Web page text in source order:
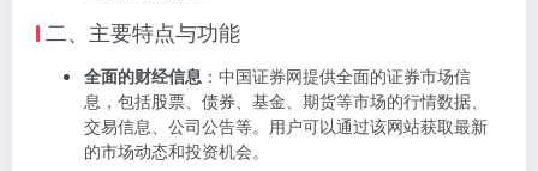
二、主要特点与功能
全面的财经信息 ：中国证券网提供全面的证券市场信
息，包括股票、债券、基金、期货等市场的行情数据、
交易信息、公司公告等。用户可以通过该网站获取最新
的市场动态和投资机会。